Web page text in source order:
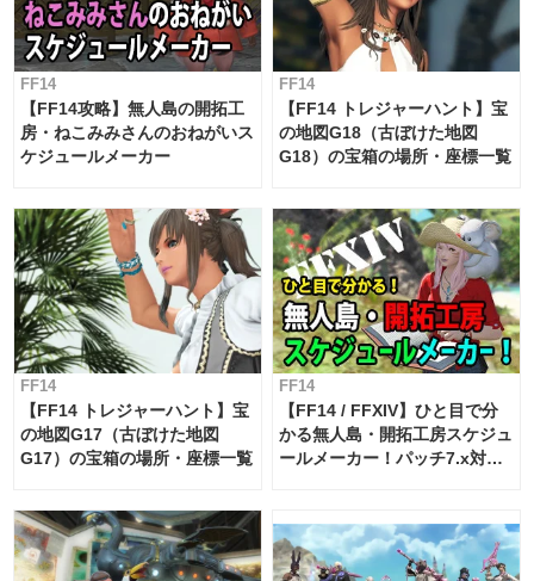
FF14
【FF14攻略】無人島の開拓工
房・ねこみみさんのおねがいス
ケジュールメーカー
FF14
【FF14 トレジャーハント】宝
の地図G18（古ぼけた地図
G18）の宝箱の場所・座標一覧
FF14
【FF14 トレジャーハント】宝
の地図G17（古ぼけた地図
G17）の宝箱の場所・座標一覧
FF14
【FF14 / FFXIV】ひと目で分
かる無人島・開拓工房スケジュ
ールメーカー！パッチ7.x対応